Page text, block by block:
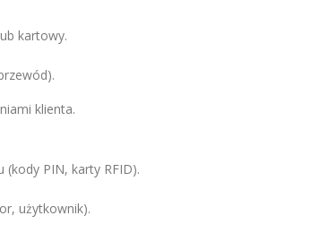
kartowy.
klienta.
PIN, karty RFID).
użytkownik).